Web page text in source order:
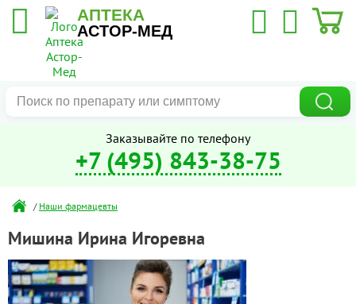
АПТЕКА
АСТОР-МЕД
Заказывайте по телефону
+7 (495) 843-38-75
/ Наши фармацевты
Мишина Ирина Игоревна